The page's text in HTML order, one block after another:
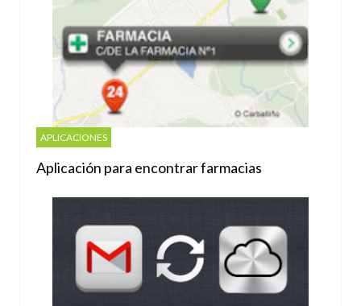
APLICACIONES
Aplicación para encontrar farmacias